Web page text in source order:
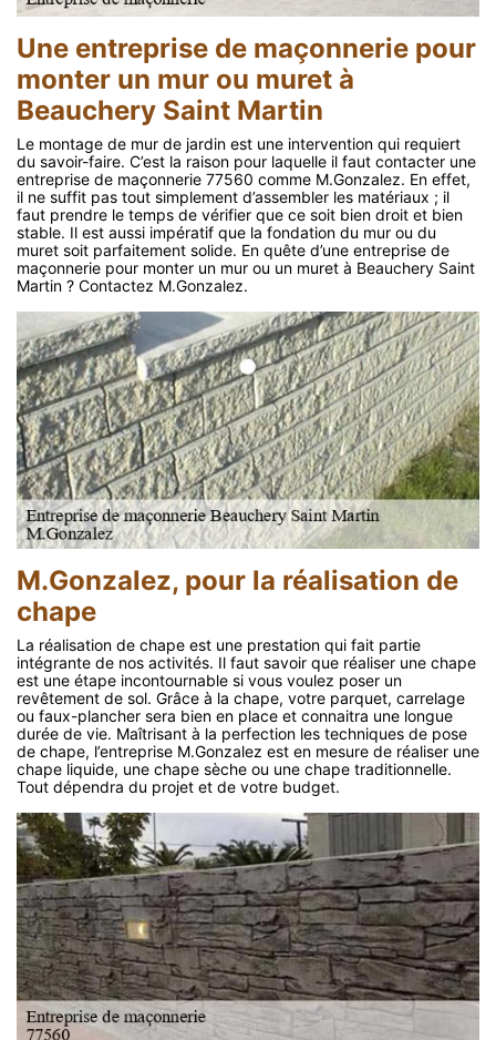
Une entreprise de maçonnerie pour
monter un mur ou muret à
Beauchery Saint Martin
Le montage de mur de jardin est une intervention qui requiert
du savoir-faire. C’est la raison pour laquelle il faut contacter une
entreprise de maçonnerie 77560 comme M.Gonzalez. En effet,
il ne suffit pas tout simplement d’assembler les matériaux ; il
faut prendre le temps de vérifier que ce soit bien droit et bien
stable. Il est aussi impératif que la fondation du mur ou du
muret soit parfaitement solide. En quête d’une entreprise de
maçonnerie pour monter un mur ou un muret à Beauchery Saint
Martin ? Contactez M.Gonzalez.
M.Gonzalez, pour la réalisation de
chape
La réalisation de chape est une prestation qui fait partie
intégrante de nos activités. Il faut savoir que réaliser une chape
est une étape incontournable si vous voulez poser un
revêtement de sol. Grâce à la chape, votre parquet, carrelage
ou faux-plancher sera bien en place et connaitra une longue
durée de vie. Maîtrisant à la perfection les techniques de pose
de chape, l’entreprise M.Gonzalez est en mesure de réaliser une
chape liquide, une chape sèche ou une chape traditionnelle.
Tout dépendra du projet et de votre budget.